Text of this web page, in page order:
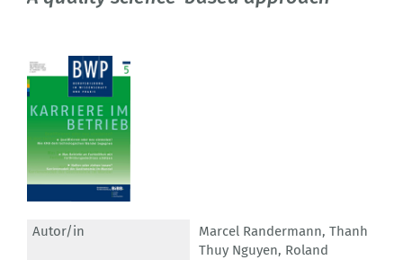
Autor/in Marcel Randermann, Thanh
Thuy Nguyen, Roland